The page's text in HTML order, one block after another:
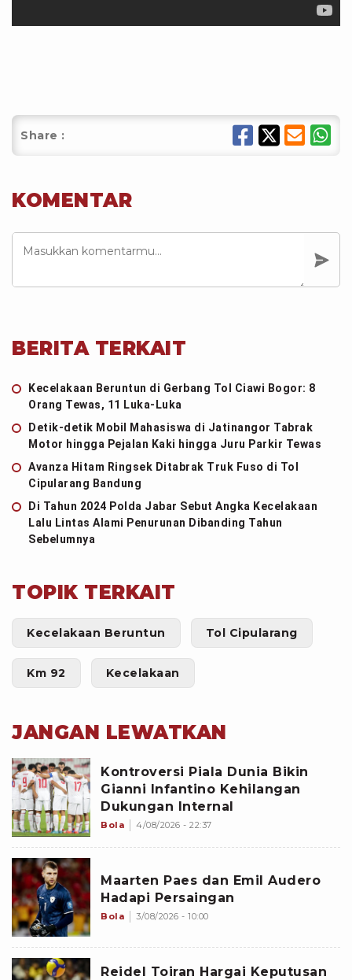
Share :
KOMENTAR
BERITA TERKAIT
Kecelakaan Beruntun di Gerbang Tol Ciawi Bogor: 8
Orang Tewas, 11 Luka-Luka
Detik-detik Mobil Mahasiswa di Jatinangor Tabrak
Motor hingga Pejalan Kaki hingga Juru Parkir Tewas
Avanza Hitam Ringsek Ditabrak Truk Fuso di Tol
Cipularang Bandung
Di Tahun 2024 Polda Jabar Sebut Angka Kecelakaan
Lalu Lintas Alami Penurunan Dibanding Tahun
Sebelumnya
TOPIK TERKAIT
Kecelakaan Beruntun Tol Cipularang
Km 92 Kecelakaan
JANGAN LEWATKAN
Kontroversi Piala Dunia Bikin
Gianni Infantino Kehilangan
Dukungan Internal
Bola 4/08/2026 - 22:37
Maarten Paes dan Emil Audero
Hadapi Persaingan
Bola 3/08/2026 - 10:00
Reidel Toiran Hargai Keputusan